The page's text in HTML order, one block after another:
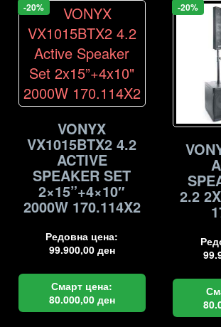
-20%
VONYX
VX1015BTX2 4.2
ACTIVE
SPEAKER SET
2×15”+4×10″
2000W 170.114X2
Редовна цена:
99.900,00 ден
Смарт цена:
80.000,00 ден
-20%
2.2